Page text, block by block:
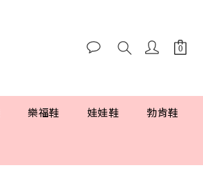
樂福鞋 娃娃鞋 勃肯鞋